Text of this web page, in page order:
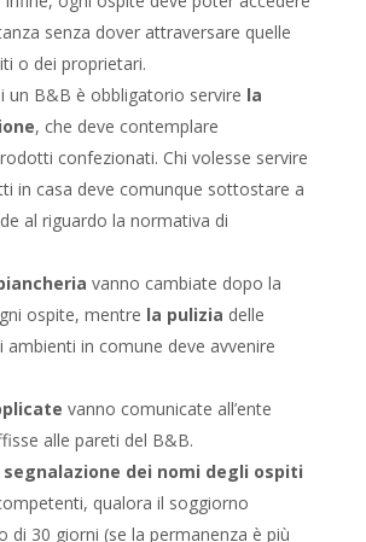
senza dover attraversare quelle
o dei proprietari.
un B&B è obbligatorio servire la
, che deve contemplare
confezionati. Chi volesse servire
in casa deve comunque sottostare a
al riguardo la normativa di
vanno cambiate dopo la
ospite, mentre la pulizia delle
ambienti in comune deve avvenire
vanno comunicate all’ente
alle pareti del B&B.
segnalazione dei nomi degli ospiti
qualora il soggiorno
di 30 giorni (se la permanenza è più